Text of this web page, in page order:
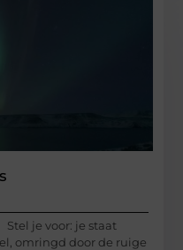
je voor: je staat
omringd door de ruige